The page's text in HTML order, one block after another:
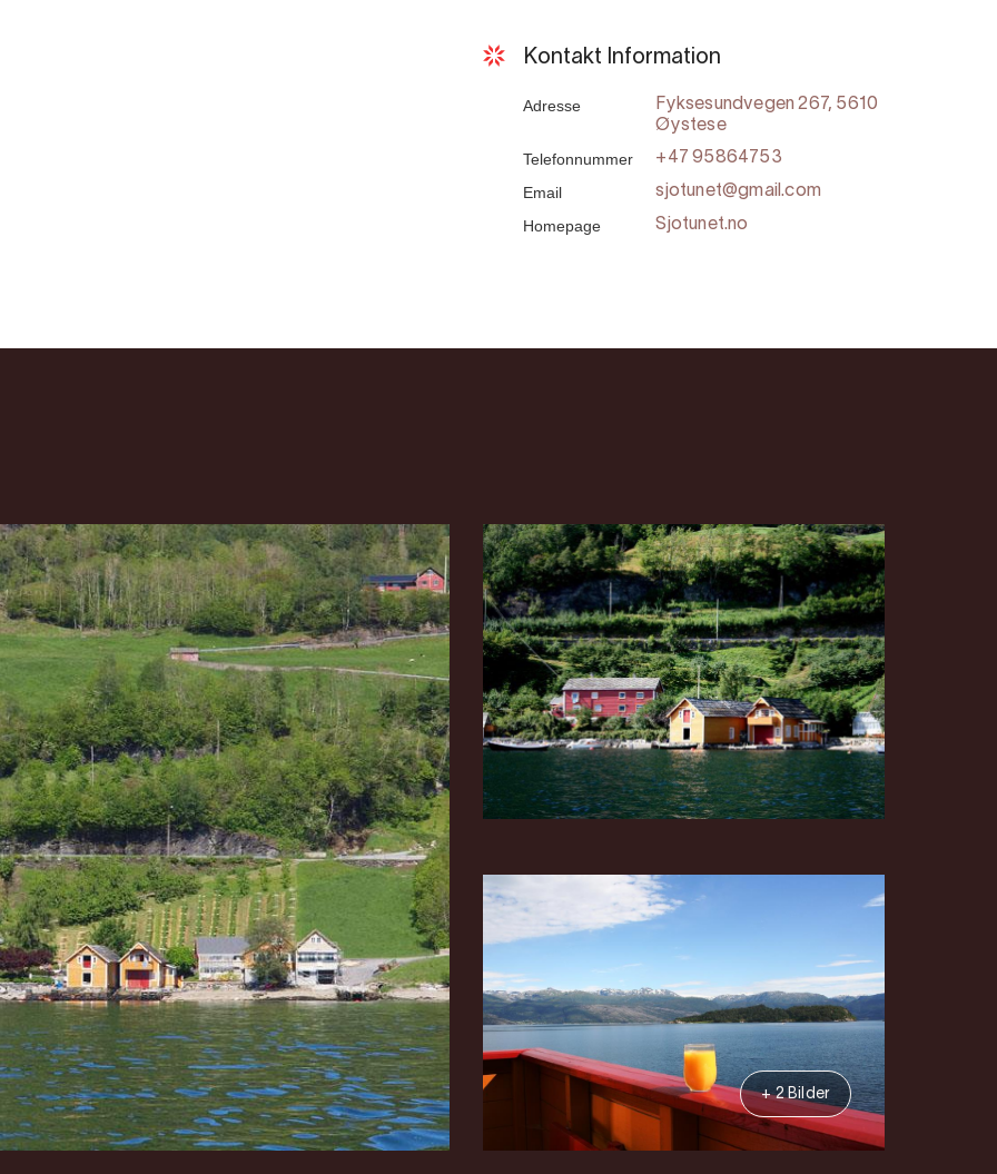
Kontakt Information
Adresse
Fyksesundvegen 267, 5610
Øystese
Telefonnummer +47 95864753
Email sjotunet@gmail.com
Homepage Sjotunet.no
+ 2 Bilder